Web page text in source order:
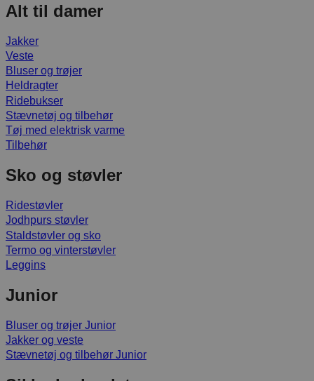
Alt til damer
Jakker
Veste
Bluser og trøjer
Heldragter
Ridebukser
Stævnetøj og tilbehør
Tøj med elektrisk varme
Tilbehør
Sko og støvler
Ridestøvler
Jodhpurs støvler
Staldstøvler og sko
Termo og vinterstøvler
Leggins
Junior
Bluser og trøjer Junior
Jakker og veste
Stævnetøj og tilbehør Junior